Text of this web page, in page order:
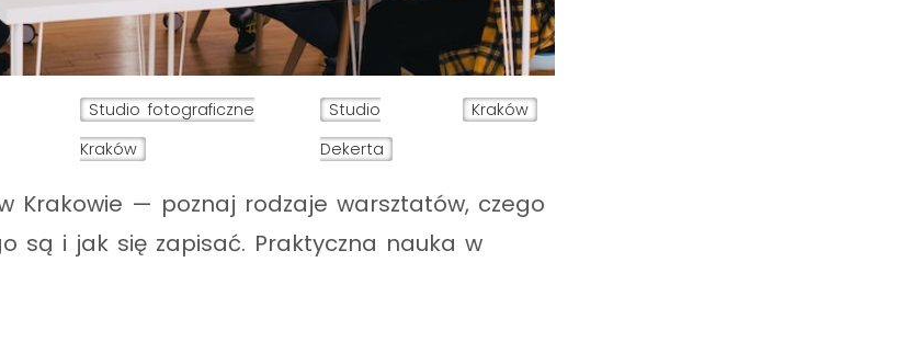
Studio fotograficzne
Kraków
Studio
Dekerta
Kraków
Krakowie — poznaj rodzaje warsztatów, czego
są i jak się zapisać. Praktyczna nauka w